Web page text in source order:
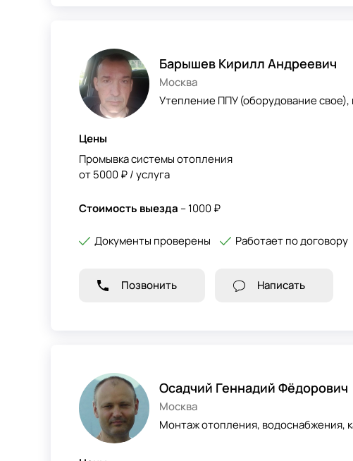
Барышев Кирилл Андреевич
Москва
Утепление ППУ (оборудование
Цены
Промывка системы отопления
от 5000 ₽ / услуга
Стоимость выезда – 1000 ₽
Документы проверены Работает по договору
Позвонить Написать
Осадчий Геннадий Фëдорович
Москва
Монтаж отопления, водоснабжения,